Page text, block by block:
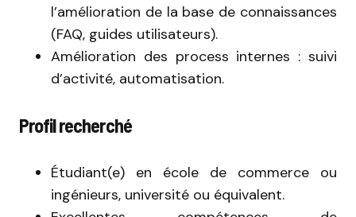
l’amélioration de la base de connaissances
(FAQ, guides utilisateurs).
Amélioration des process internes : suivi
d’activité, automatisation.
Profil recherché
Étudiant(e) en école de commerce ou
ingénieurs, université ou équivalent.